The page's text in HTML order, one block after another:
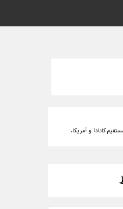
کانادا و آمریکا،